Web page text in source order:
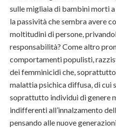
sulle migliaia di bambini morti
la passività che sembra avere
moltitudini di persone,
responsabilità? Come altro
comportamenti populisti,
dei femminicidi che,
malattia psichica diffusa, di cui
soprattutto individui di genere
indifferenti all’innalzamento
pensando alle nuove